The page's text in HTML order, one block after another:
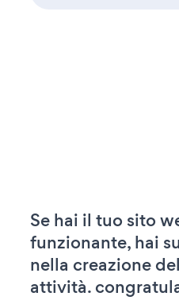
Se hai il tuo sito
funzionante, hai
nella creazione
attività.